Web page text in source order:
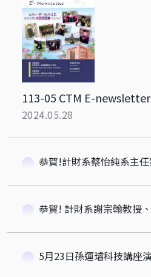
113-05 CTM E-newsletter
2024.05.28